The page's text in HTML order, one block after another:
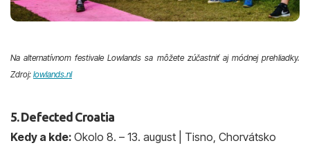
Na alternatívnom festivale Lowlands sa môžete zúčastniť aj módnej prehliadky.
Zdroj: lowlands.nl
5. Defected Croatia
Kedy a kde: Okolo 8. – 13. august | Tisno, Chorvátsko